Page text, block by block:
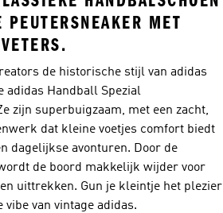
PEUTERSNEAKER MET
de historische stijl van adidas
adidas Handball Spezial
zijn superbuigzaam, met een zacht,
dat kleine voetjes comfort biedt
dagelijkse avonturen. Door de
de boord makkelijk wijder voor
uittrekken. Gun je kleintje het plezier
vibe van vintage adidas.